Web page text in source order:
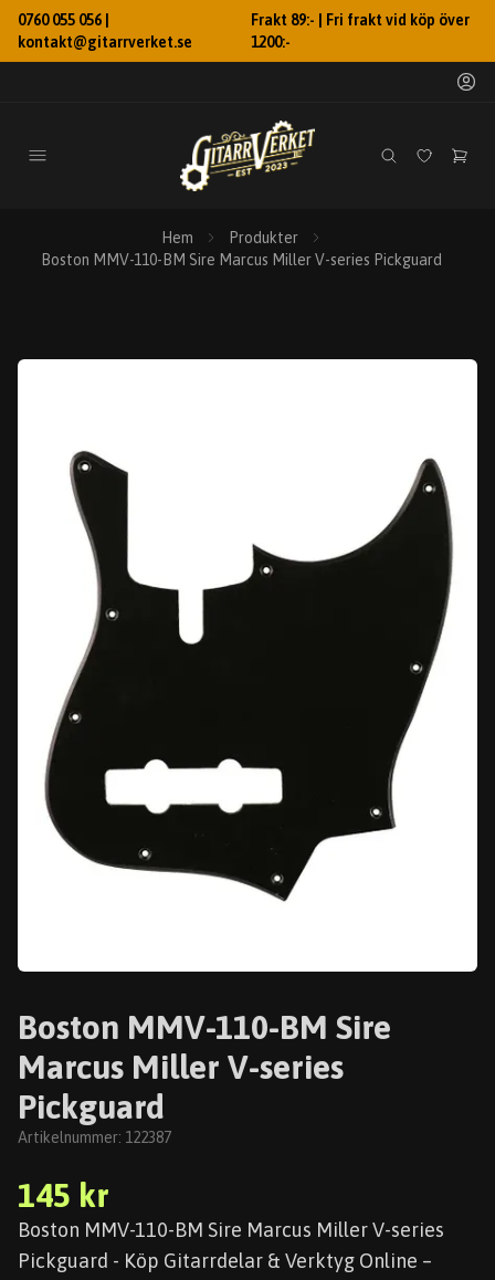
0760 055 056 |
kontakt@gitarrverket.se
Frakt 89:- | Fri frakt vid köp över
1200:-
Hem
Produkter
Boston MMV-110-BM Sire Marcus Miller V-series Pickguard
Boston MMV-110-BM Sire
Marcus Miller V-series
Pickguard
Artikelnummer: 122387
145 kr
Boston MMV-110-BM Sire Marcus Miller V-series
Pickguard - Köp Gitarrdelar & Verktyg Online –